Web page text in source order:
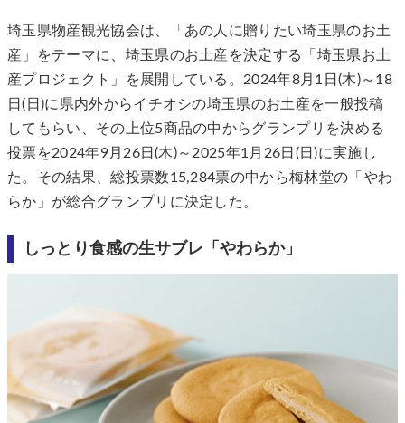
埼玉県物産観光協会は、「あの人に贈りたい埼玉県のお土
産」をテーマに、埼玉県のお土産を決定する「埼玉県お土
産プロジェクト」を展開している。2024年8月1日(木)～18
日(日)に県内外からイチオシの埼玉県のお土産を一般投稿
してもらい、その上位5商品の中からグランプリを決める
投票を2024年9月26日(木)～2025年1月26日(日)に実施し
た。その結果、総投票数15,284票の中から梅林堂の「やわ
らか」が総合グランプリに決定した。
しっとり食感の生サブレ「やわらか」